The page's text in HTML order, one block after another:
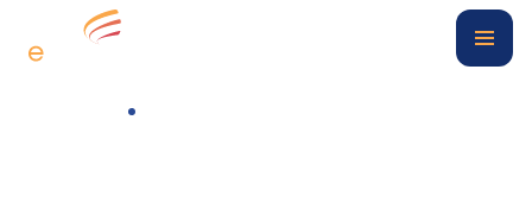
Digitální kancelář
Případové studie